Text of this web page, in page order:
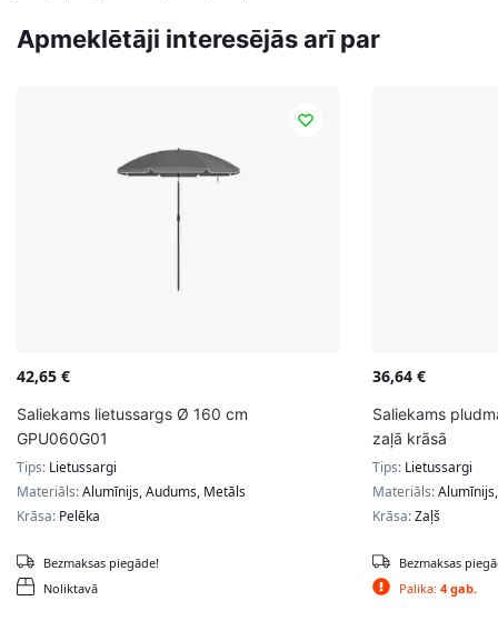
Apmeklētāji interesējās arī par
42,65 €
Saliekams lietussargs Ø 160 cm
GPU060G01
Tips: Lietussargi
Materiāls:Alumīnijs, Audums, Metāls
Krāsa: Pelēka
Noliktavā
Bezmaksas piegāde!
36,64 €
Saliekams
zaļā krāsā
Tips: Lietussargi
Materiāls:
Krāsa:Zaļš
Palika: 4 gab.
Bezmaksas